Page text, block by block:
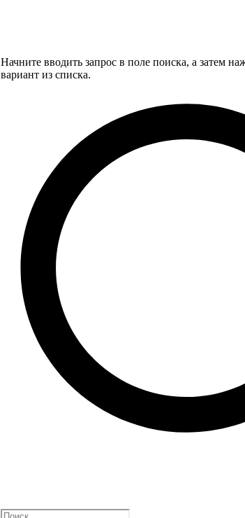
Начните вводить запрос в поле поиска, а затем
вариант из списка.